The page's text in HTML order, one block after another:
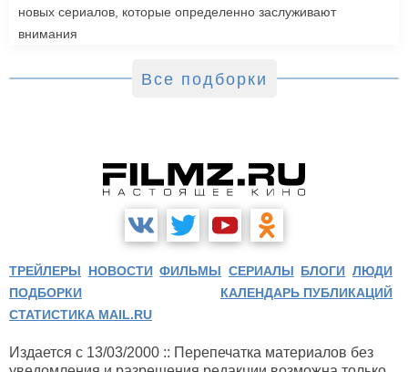
новых сериалов, которые определенно заслуживают
внимания
Все подборки
ТРЕЙЛЕРЫ НОВОСТИ ФИЛЬМЫ СЕРИАЛЫ БЛОГИ ЛЮДИ
ПОДБОРКИ
КАЛЕНДАРЬ ПУБЛИКАЦИЙ
СТАТИСТИКА MAIL.RU
Издается с 13/03/2000 :: Перепечатка материалов без